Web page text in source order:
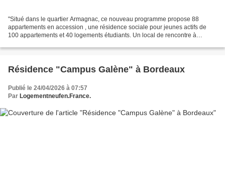
"Situé dans le quartier Armagnac, ce nouveau programme propose 88
appartements en accession , une résidence sociale pour jeunes actifs de
100 appartements et 40 logements étudiants. Un local de rencontre à
Résidence "Campus Galène" à Bordeaux
Publié le 24/04/2026 à 07:57
Par Logementneufen.France.